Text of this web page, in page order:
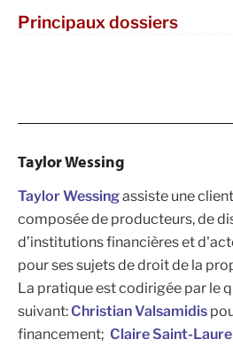
Principaux dossiers
Taylor Wessing
Taylor Wessingassiste une
composée de producteurs, de
d’institutions financières et
pour ses sujets de droit de la
La pratique est codirigée par le
suivant:Christian Valsamidis
financement; Claire Saint-